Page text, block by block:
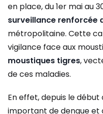
en place, du 1er mai au
surveillance renforcée
métropolitaine. Cette
vigilance face aux
moustiques tigres,
de ces maladies.
En effet, depuis le début
important de dengue et